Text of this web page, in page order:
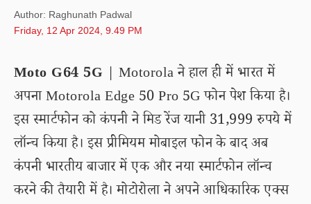
Author: Raghunath Padwal
Friday, 12 Apr 2024, 9.49 PM
Moto G64 5G | Motorola ने हाल ही में भारत में
अपना Motorola Edge 50 Pro 5G फोन पेश किया है।
इस स्मार्टफोन को कंपनी ने मिड रेंज यानी 31,999 रुपये में
लॉन्च किया है। इस प्रीमियम मोबाइल फोन के बाद अब
कंपनी भारतीय बाजार में एक और नया स्मार्टफोन लॉन्च
करने की तैयारी में है। मोटोरोला ने अपने आधिकारिक एक्स